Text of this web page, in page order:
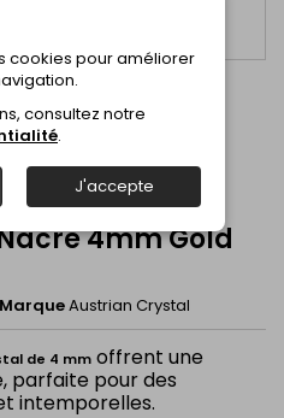
4mm Gold
MarqueAustrian Crystal
de 4 mm offrent une
parfaite pour des
intemporelles.
cookies pour améliorer
consultez notre
.
J'accepte